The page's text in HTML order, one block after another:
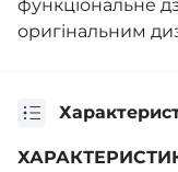
функціональне
оригінальним